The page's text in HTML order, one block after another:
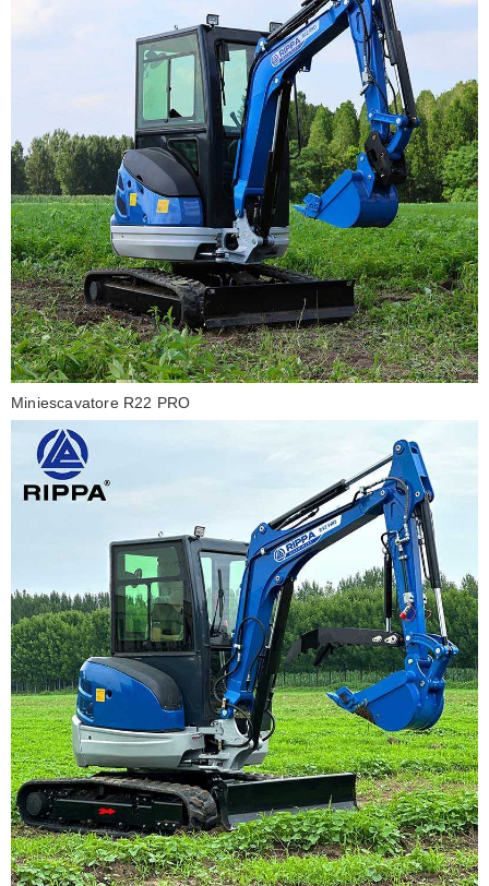
Miniescavatore R22 PRO